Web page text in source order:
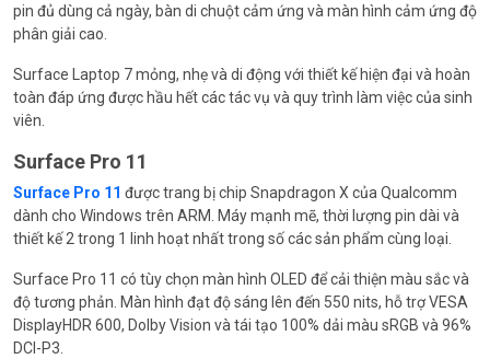
pin đủ dùng cả ngày, bàn di chuột cảm ứng và màn hình cảm ứng độ
phân giải cao.
Surface Laptop 7 mỏng, nhẹ và di động với thiết kế hiện đại và hoàn
toàn đáp ứng được hầu hết các tác vụ và quy trình làm việc của sinh
viên.
Surface Pro 11
Surface Pro 11 được trang bị chip Snapdragon X của Qualcomm
dành cho Windows trên ARM. Máy mạnh mẽ, thời lượng pin dài và
thiết kế 2 trong 1 linh hoạt nhất trong số các sản phẩm cùng loại.
Surface Pro 11 có tùy chọn màn hình OLED để cải thiện màu sắc và
độ tương phản. Màn hình đạt độ sáng lên đến 550 nits, hỗ trợ VESA
DisplayHDR 600, Dolby Vision và tái tạo 100% dải màu sRGB và 96%
DCI-P3.